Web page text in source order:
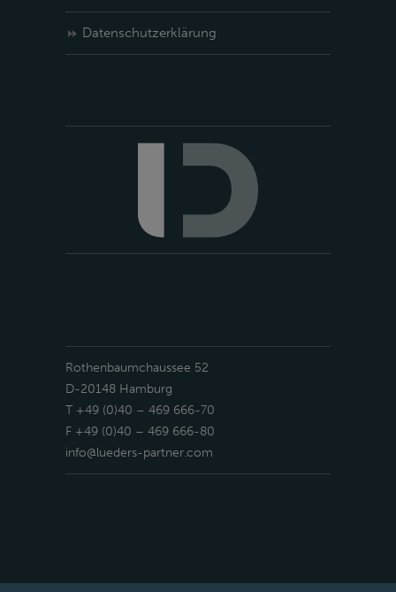
Datenschutzerklärung
Rothenbaumchaussee 52
D-20148 Hamburg
T +49 (0)40 – 469 666-70
F +49 (0)40 – 469 666-80
info@lueders-partner.com